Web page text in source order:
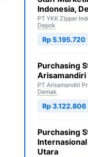
Indonesia,
PT YKK Zipper
Depok
Rp 5.195.720
Purchasing
Arisamandiri
PT Arisamandiri
Demak
Rp 3.122.806
Purchasing
Utara